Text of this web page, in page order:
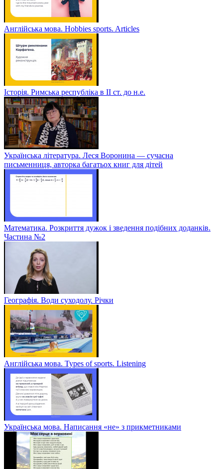
Англійська мова. Hobbies sports. Articles
Історія. Римська республіка в ІІ ст. до н.е.
Українська література. Леся Воронина — сучасна
письменниця, авторка багатьох книг для дітей
Математика. Розкриття дужок і зведення подібних доданків.
Частина №2
Географія. Води суходолу. Річки
Англійська мова. Types of sports. Listening
Українська мова. Написання «не» з прикметниками